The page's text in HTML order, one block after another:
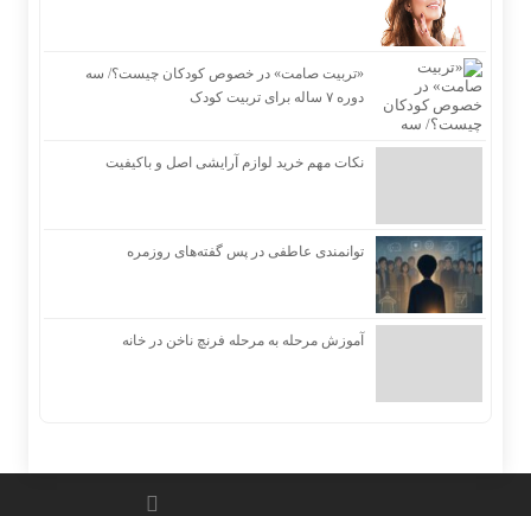
«تربیت صامت» در خصوص کودکان چیست؟/ سه
دوره ۷ ساله برای تربیت کودک
نکات مهم خرید لوازم آرایشی اصل و باکیفیت
توانمندی عاطفی در پس گفته‌های روزمره
آموزش مرحله به مرحله فرنچ ناخن در خانه